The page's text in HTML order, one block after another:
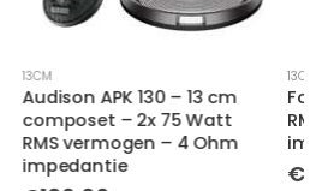
Focal 130AS – 2x 50 Watt
RMS vermogen – 4 Ohm
impedantie
€189,00